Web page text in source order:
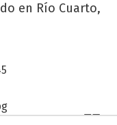
en Río Cuarto,